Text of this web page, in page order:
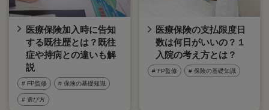
医療保険加入時に告知
する既往歴とは？既往
症や持病との違いも解
説
# FP監修 # 保険の基礎知識
# 選び方
医療保険の支払限度日
数は何日がいいの？１
入院の考え方とは？
# FP監修 # 保険の基礎知識